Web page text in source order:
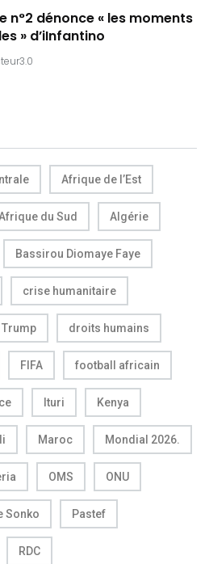
n°2 dénonce « les moments
» d’iInfantino
Afrique de l’Est
du Sud Algérie
Bassirou Diomaye Faye
crise humanitaire
Trump droits humains
FIFA football africain
Ituri Kenya
Maroc Mondial 2026.
OMS ONU
Sonko Pastef
RDC